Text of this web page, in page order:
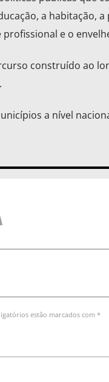
a habitação,
e o
construído ao
a nível
estão marcados com *